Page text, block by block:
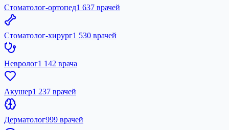
Стоматолог-ортопед1 637 врачей
Стоматолог-хирург1 530 врачей
Невролог1 142 врача
Акушер1 237 врачей
Дерматолог999 врачей